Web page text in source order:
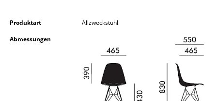
Hängeleuchten & Deckenleuchten
Tischleuchten
Stehleuchten & Leseleuchten
Produktart
Allzweckstuhl
Abmessungen